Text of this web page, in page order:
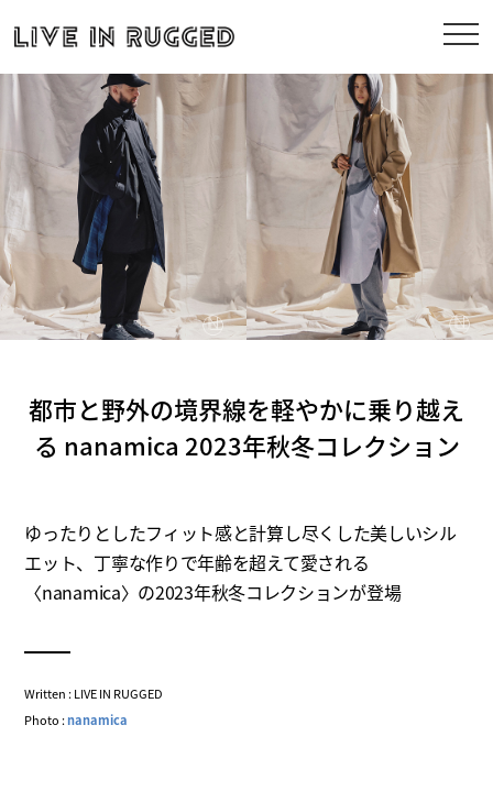
都市と野外の境界線を軽やかに乗り越え
る nanamica 2023年秋冬コレクション
ゆったりとしたフィット感と計算し尽くした美しいシル
エット、丁寧な作りで年齢を超えて愛される
〈nanamica〉の2023年秋冬コレクションが登場
Written : LIVE IN RUGGED
Photo :nanamica